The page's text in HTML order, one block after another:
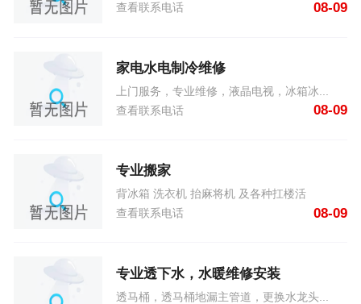
查看联系电话
08-09
家电水电制冷维修
上门服务，专业维修，液晶电视，冰箱冰...
查看联系电话
08-09
专业搬家
背冰箱 洗衣机 抬麻将机 及各种扛楼活
查看联系电话
08-09
专业透下水，水暖维修安装
透马桶，透马桶地漏主管道，更换水龙头...